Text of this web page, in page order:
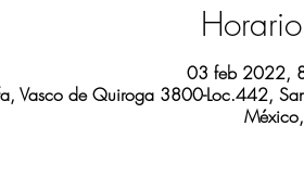
03 feb 2022,
Vasco de Quiroga 3800-Loc.442,